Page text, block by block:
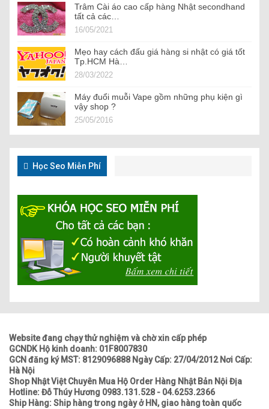
Trâm Cài áo cao cấp hàng Nhật secondhand
tất cả các…
16/05/2021
Mẹo hay cách đấu giá hàng si nhật có giá tốt
Tp.HCM Hà…
28/03/2022
Máy đuổi muỗi Vape gồm những phụ kiện gì
vậy shop ?
25/05/2016
Học Seo Miễn Phí
Website đang chạy thử nghiệm và chờ xin cấp phép
GCNDK Hộ kinh doanh: 01F8007830
GCN đăng ký MST: 8129096888 Ngày Cấp: 27/04/2012 Nơi Cấp:
Hà Nội
Shop Nhật Việt Chuyên Mua Hộ Order Hàng Nhật Bản Nội Địa
Hotline: Đỗ Thúy Hương 0983.131.528 - 04.6253.2366
Ship Hàng: Ship hàng trong ngày ở HN, giao hàng toàn quốc